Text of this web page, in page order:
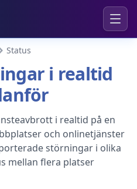
Status
i realtid
i realtid på en
och onlinetjänster
störningar i olika
mellan flera platser